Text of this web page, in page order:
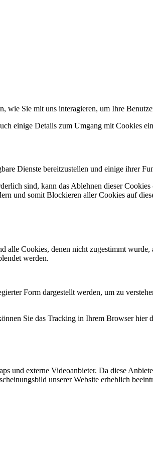
Sie mit uns interagieren, um Ihre
einige Details zum Umgang mit Cookies
Dienste bereitzustellen und einige ihrer
sind, kann das Ablehnen dieser
und somit Blockieren aller Cookies auf
alle Cookies, denen nicht zugestimmt
werden.
Form dargestellt werden, um zu
Sie das Tracking in Ihrem Browser hier
und externe Videoanbieter. Da diese
unserer Website erheblich